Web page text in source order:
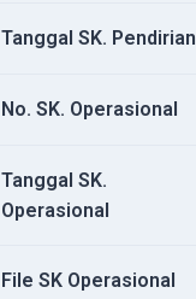
Tanggal SK. Pendirian
No. SK. Operasional
Tanggal SK.
Operasional
File SK Operasional